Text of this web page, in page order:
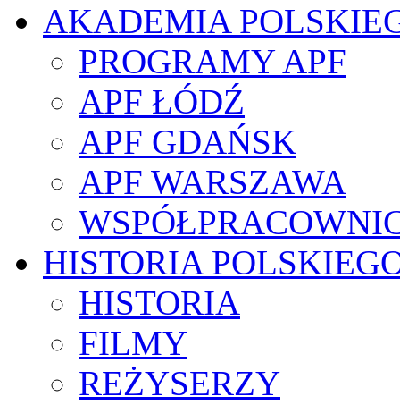
AKADEMIA
PROGRAMY APF
APF ŁÓDŹ
APF GDAŃSK
APF WARSZAWA
HISTORIA
HISTORIA
FILMY
REŻYSERZY